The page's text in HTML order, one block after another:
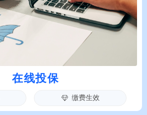
ꁐ 缴费生效
在线投保